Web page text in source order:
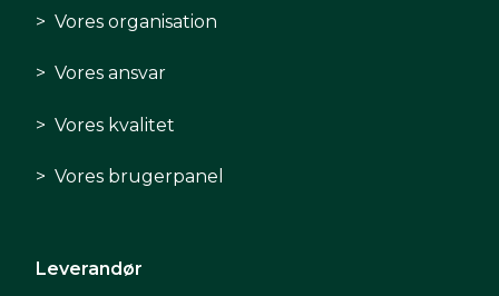
Vores organisation
Vores ansvar
Vores kvalitet
Vores brugerpanel
Leverandør